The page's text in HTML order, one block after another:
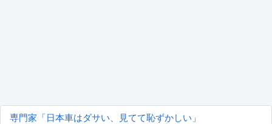
専門家「日本車はダサい、見てて恥ずかしい」